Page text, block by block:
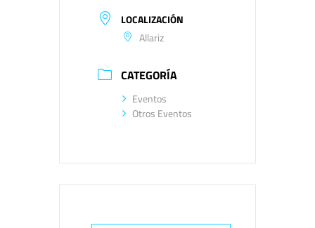
LOCALIZACIÓN
Allariz
CATEGORÍA
Eventos
Otros Eventos